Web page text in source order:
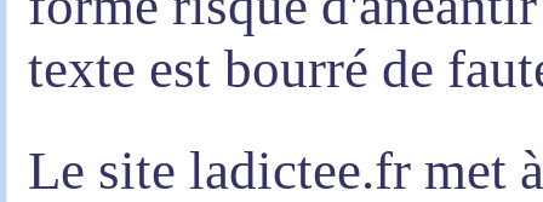
texte est bourré de
Le site ladictee.fr met